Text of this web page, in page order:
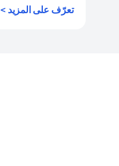
تعرّف على المزيد >